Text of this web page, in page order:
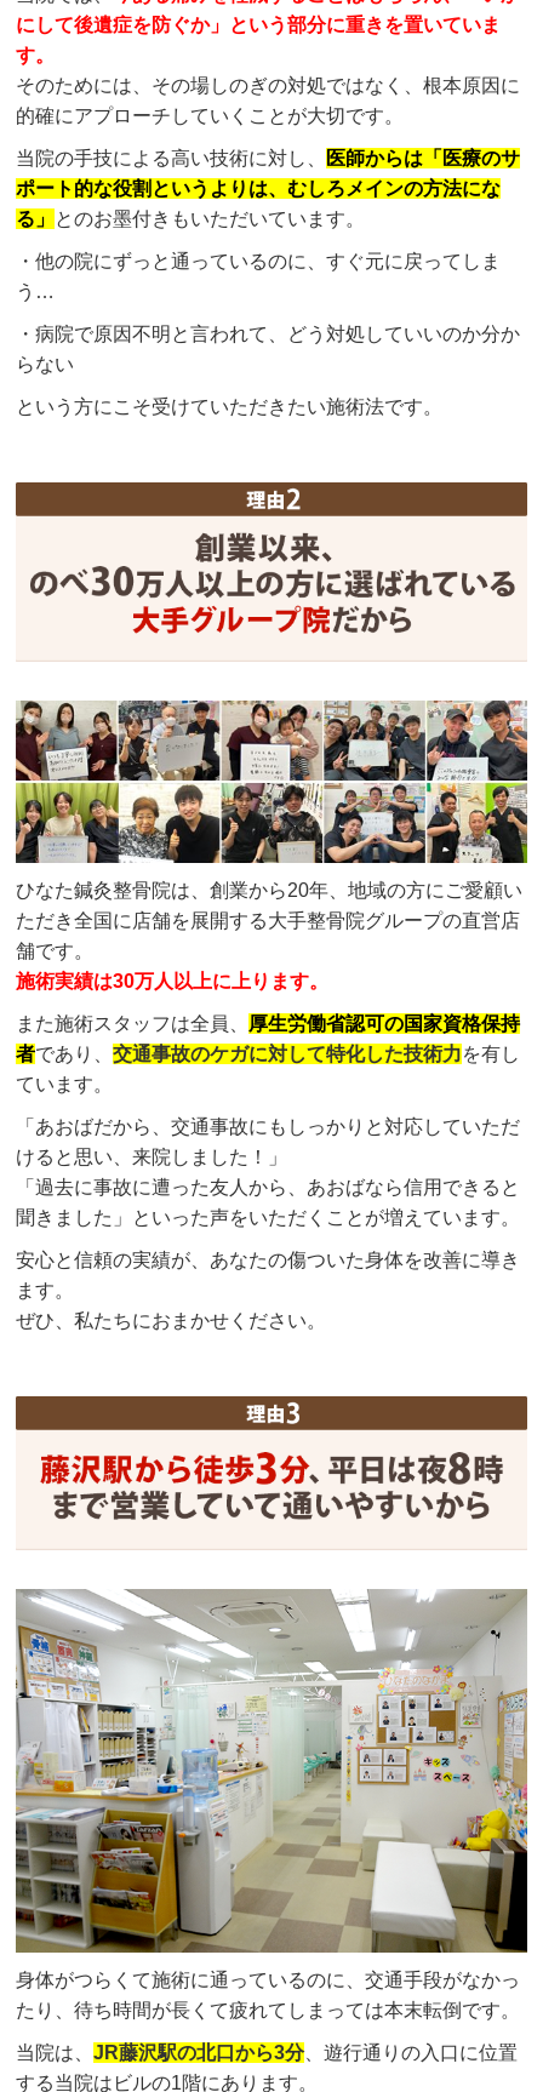
にして後遺症を防ぐか」という部分に重きを置いていま
す。
そのためには、その場しのぎの対処ではなく、根本原因に
的確にアプローチしていくことが大切です。
当院の手技による高い技術に対し、
医師からは「医療のサ
ポート的な役割というよりは、むしろメインの方法にな
る」 とのお墨付きもいただいています。
・他の院にずっと通っているのに、すぐ元に戻ってしま
う…
・病院で原因不明と言われて、どう対処していいのか分か
らない
という方にこそ受けていただきたい施術法です。
ひなた鍼灸整骨院は、創業から20年、地域の方にご愛顧い
ただき全国に店舗を展開する大手整骨院グループの直営店
舗です。
施術実績は30万人以上に上ります。
また施術スタッフは全員、 厚生労働省認可の国家資格保持
者であり、交通事故のケガに対して特化した技術力を有し
ています。
「あおばだから、交通事故にもしっかりと対応していただ
けると思い、来院しました！」
「過去に事故に遭った友人から、あおばなら信用できると
聞きました」といった声をいただくことが増えています。
安心と信頼の実績が、あなたの傷ついた身体を改善に導き
ます。
ぜひ、私たちにおまかせください。
身体がつらくて施術に通っているのに、交通手段がなかっ
たり、待ち時間が長くて疲れてしまっては本末転倒です。
当院は、JR藤沢駅の北口から3分、遊行通りの入口に位置
する当院はビルの1階にあります。